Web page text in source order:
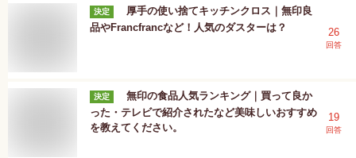
決定
厚手の使い捨てキッチンクロス｜無印良
品やFrancfrancなど！人気のダスターは？
26
回答
決定
無印の食品人気ランキング｜買って良か
った・テレビで紹介されたなど美味しいおすすめ
を教えてください。
19
回答